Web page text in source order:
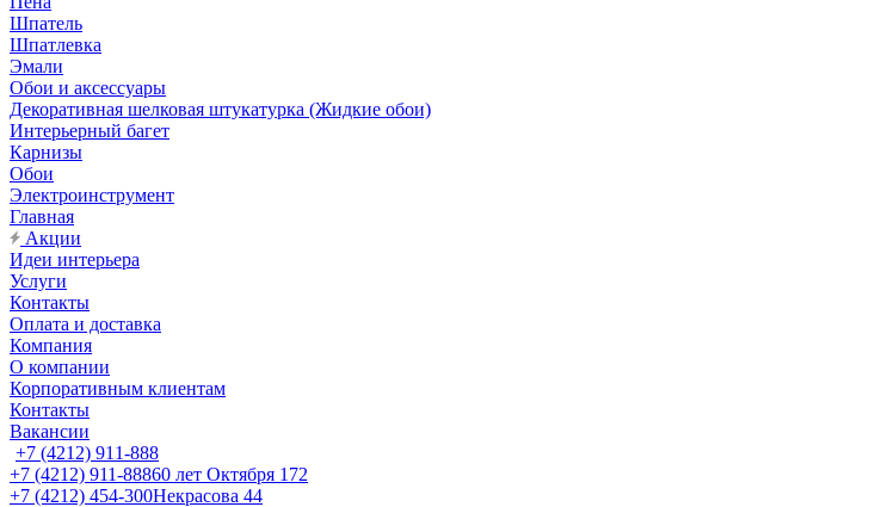
Шпатель
Шпатлевка
Эмали
Обои и аксессуары
Декоративная шелковая штукатурка (Жидкие обои)
Интерьерный багет
Карнизы
Обои
Электроинструмент
Главная
Акции
Идеи интерьера
Услуги
Контакты
Оплата и доставка
Компания
О компании
Корпоративным клиентам
Контакты
Вакансии
+7 (4212) 911-888
+7 (4212) 911-88860 лет Октября 172
+7 (4212) 454-300Некрасова 44